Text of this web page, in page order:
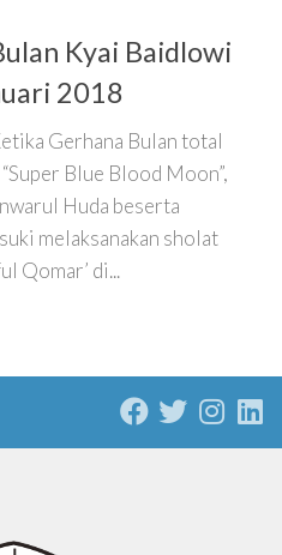
Kyai Baidlowi
2018
Gerhana Bulan total
Blue Blood Moon”,
Huda beserta
melaksanakan sholat
Qomar’ di...